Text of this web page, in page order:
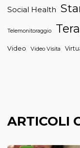
Social Health
Telemonitoraggio
Video Video Visita
ARTICOLI